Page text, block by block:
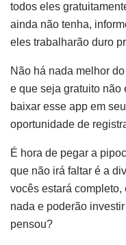
todos eles
ainda não tenha,
eles trabalharão duro
Não há nada melhor
e que seja gratuito não
baixar esse app em
oportunidade de
É hora de pegar a
que não irá faltar é a
vocês estará
nada e poderão
pensou?